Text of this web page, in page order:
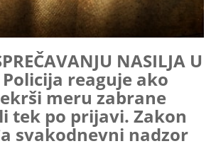
NASILJA U
Policija reaguje ako
meru zabrane
tek po prijavi. Zakon
svakodnevni nadzor